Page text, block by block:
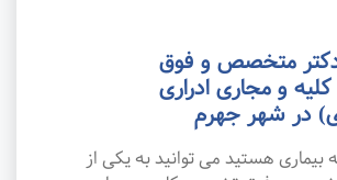
متخصص و فوق
و مجاری ادراری
در شهر جهرم
بیماری هستید می توانید به یکی از